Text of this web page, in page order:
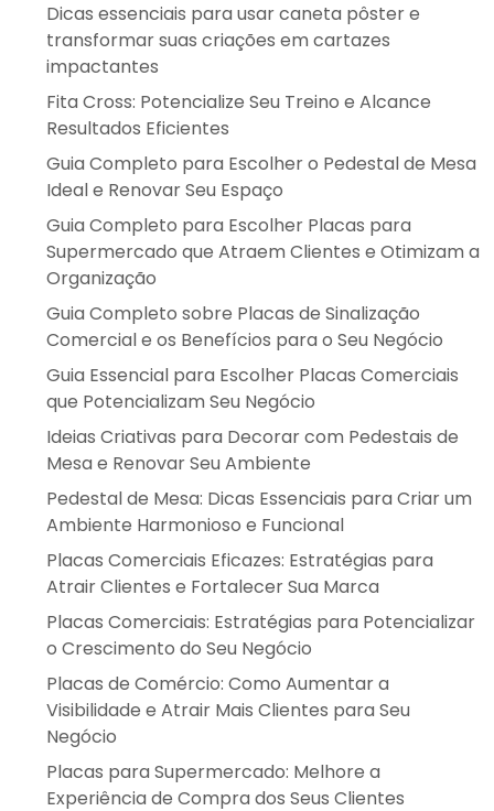
Dicas essenciais para usar caneta pôster e
transformar suas criações em cartazes
impactantes
Fita Cross: Potencialize Seu Treino e Alcance
Resultados Eficientes
Guia Completo para Escolher o Pedestal de Mesa
Ideal e Renovar Seu Espaço
Guia Completo para Escolher Placas para
Supermercado que Atraem Clientes e Otimizam a
Organização
Guia Completo sobre Placas de Sinalização
Comercial e os Benefícios para o Seu Negócio
Guia Essencial para Escolher Placas Comerciais
que Potencializam Seu Negócio
Ideias Criativas para Decorar com Pedestais de
Mesa e Renovar Seu Ambiente
Pedestal de Mesa: Dicas Essenciais para Criar um
Ambiente Harmonioso e Funcional
Placas Comerciais Eficazes: Estratégias para
Atrair Clientes e Fortalecer Sua Marca
Placas Comerciais: Estratégias para Potencializar
o Crescimento do Seu Negócio
Placas de Comércio: Como Aumentar a
Visibilidade e Atrair Mais Clientes para Seu
Negócio
Placas para Supermercado: Melhore a
Experiência de Compra dos Seus Clientes